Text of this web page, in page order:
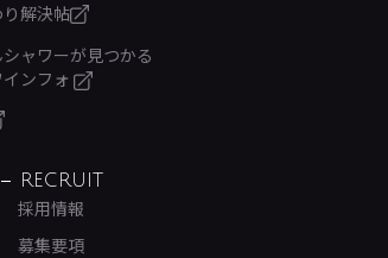
解決帖
シャワーが見つかる
ンフォ
RECRUIT
採用情報
募集要項